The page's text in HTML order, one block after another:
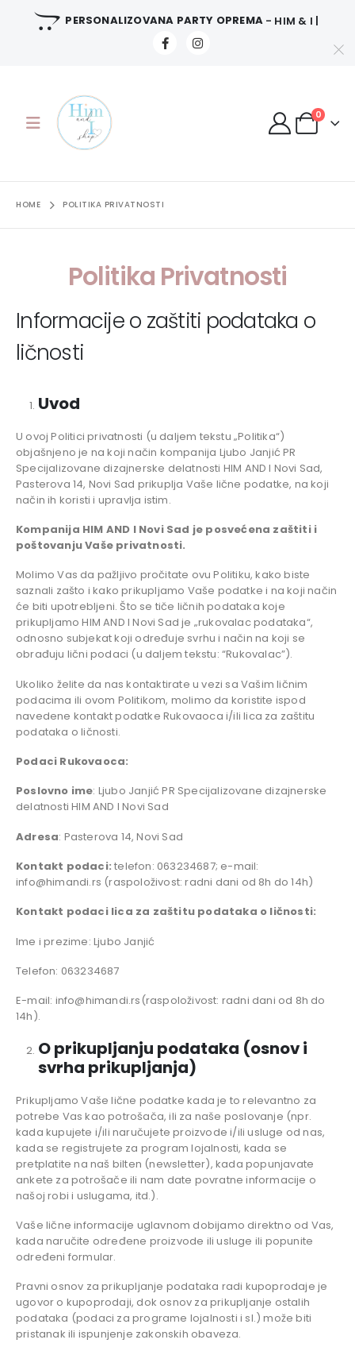
PERSONALIZOVANA PARTY OPREMA - HIM & I |
0
HOME POLITIKA PRIVATNOSTI
Politika Privatnosti
Informacije o zaštiti podataka o
ličnosti
Uvod
U ovoj Politici privatnosti (u daljem tekstu „Politika“)
objašnjeno je na koji način kompanija Ljubo Janjić PR
Specijalizovane dizajnerske delatnosti HIM AND I Novi Sad,
Pasterova 14, Novi Sad prikuplja Vaše lične podatke, na koji
način ih koristi i upravlja istim.
Kompanija HIM AND I Novi Sad je posvećena zaštiti i
poštovanju Vaše privatnosti.
Molimo Vas da pažljivo pročitate ovu Politiku, kako biste
saznali zašto i kako prikupljamo Vaše podatke i na koji način
će biti upotrebljeni. Što se tiče ličnih podataka koje
prikupljamo HIM AND I Novi Sad je „rukovalac podataka“,
odnosno subjekat koji određuje svrhu i način na koji se
obrađuju lični podaci (u daljem tekstu: “Rukovalac”).
Ukoliko želite da nas kontaktirate u vezi sa Vašim ličnim
podacima ili ovom Politikom, molimo da koristite ispod
navedene kontakt podatke Rukovaoca i/ili lica za zaštitu
podataka o ličnosti.
Podaci Rukovaoca:
Poslovno ime: Ljubo Janjić PR Specijalizovane dizajnerske
delatnosti HIM AND I Novi Sad
Adresa: Pasterova 14, Novi Sad
Kontakt podaci: telefon: 063234687; e-mail:
info@himandi.rs (raspoloživost: radni dani od 8h do 14h)
Kontakt podaci lica za zaštitu podataka o ličnosti:
Ime i prezime: Ljubo Janjić
Telefon: 063234687
E-mail: info@himandi.rs(raspoloživost: radni dani od 8h do
14h).
O prikupljanju podataka (osnov i
svrha prikupljanja)
Prikupljamo Vaše lične podatke kada je to relevantno za
potrebe Vas kao potrošača, ili za naše poslovanje (npr.
kada kupujete i/ili naručujete proizvode i/ili usluge od nas,
kada se registrujete za program lojalnosti, kada se
pretplatite na naš bilten (newsletter), kada popunjavate
ankete za potrošače ili nam date povratne informacije o
našoj robi i uslugama, itd.).
Vaše lične informacije uglavnom dobijamo direktno od Vas,
kada naručite određene proizvode ili usluge ili popunite
određeni formular.
Pravni osnov za prikupljanje podataka radi kupoprodaje je
ugovor o kupoprodaji, dok osnov za prikupljanje ostalih
podataka (podaci za programe lojalnosti i sl.) može biti
pristanak ili ispunjenje zakonskih obaveza.